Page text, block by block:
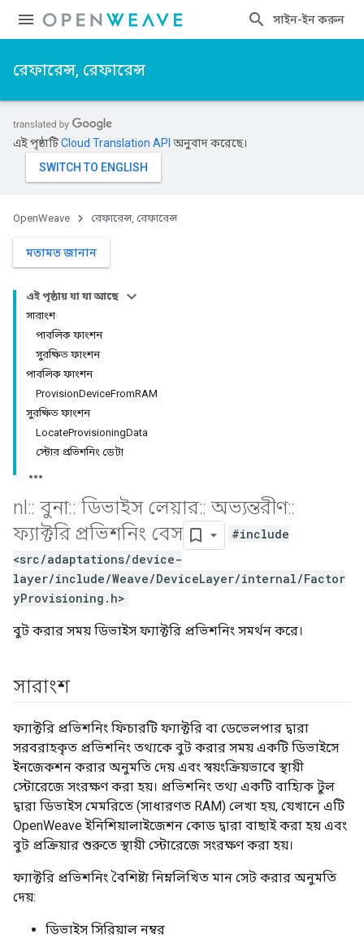
সাইন-ইন করুন
রেফারেন্স, রেফারেন্স
এই পৃষ্ঠাটিCloud Translation API অনুবাদ করেছে।
OpenWeave রেফারেন্স, রেফারেন্স
মতামত জানান
এই পৃষ্ঠায় যা যা আছে
সারাংশ
পাবলিক ফাংশন
সুরক্ষিত ফাংশন
পাবলিক ফাংশন
ProvisionDeviceFromRAM
সুরক্ষিত ফাংশন
LocateProvisioningData
স্টোর প্রভিশনিং ডেটা
nl :: বুনা:: ডিভাইস লেয়ার:: অভ্যন্তরীণ::
ফ্যাক্টরি প্রভিশনিং বেস
#include
<src/adaptations/device-
layer/include/Weave/DeviceLayer/internal/Factor
yProvisioning.h>
বুট করার সময় ডিভাইস ফ্যাক্টরি প্রভিশনিং সমর্থন করে।
সারাংশ
ফ্যাক্টরি প্রভিশনিং ফিচারটি ফ্যাক্টরি বা ডেভেলপার দ্বারা
সরবরাহকৃত প্রভিশনিং তথ্যকে বুট করার সময় একটি ডিভাইসে
ইনজেকশন করার অনুমতি দেয় এবং স্বয়ংক্রিয়ভাবে স্থায়ী
স্টোরেজে সংরক্ষণ করা হয়। প্রভিশনিং তথ্য একটি বাহ্যিক টুল
দ্বারা ডিভাইস মেমরিতে (সাধারণত RAM) লেখা হয়, যেখানে এটি
OpenWeave ইনিশিয়ালাইজেশন কোড দ্বারা বাছাই করা হয় এবং
বুট প্রক্রিয়ার শুরুতে স্থায়ী স্টোরেজে সংরক্ষণ করা হয়।
ফ্যাক্টরি প্রভিশনিং বৈশিষ্ট্য নিম্নলিখিত মান সেট করার অনুমতি
দেয়:
ডিভাইস সিরিয়াল নম্বর